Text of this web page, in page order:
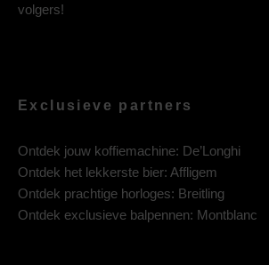
volgers!
Exclusieve partners
Ontdek jouw koffiemachine: De’Longhi
Ontdek het lekkerste bier: Affligem
Ontdek prachtige horloges: Breitling
Ontdek exclusieve balpennen: Montblanc